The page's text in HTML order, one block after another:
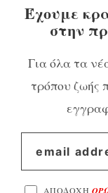
Έχουμε
στην
Για όλα τα
τρόπου ζωής
ΑΠΟΔΟΧΗ